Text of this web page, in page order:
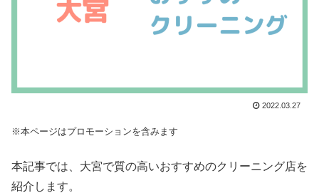
2022.03.27
※本ページはプロモーションを含みます
本記事では、大宮で質の高いおすすめのクリーニング店を
紹介します。